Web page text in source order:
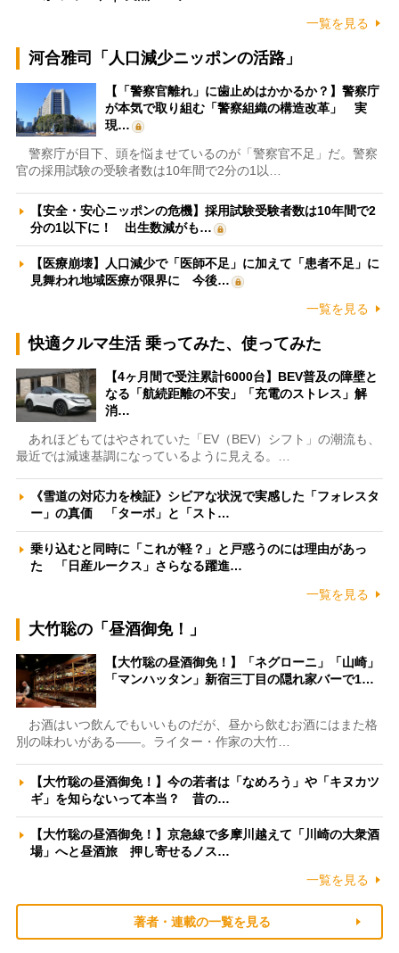
一覧を見る
河合雅司「人口減少ニッポンの活路」
【「警察官離れ」に歯止めはかかるか？】警察庁
が本気で取り組む「警察組織の構造改革」 実
現…
警察庁が目下、頭を悩ませているのが「警察官不足」だ。警察
官の採用試験の受験者数は10年間で2分の1以…
【安全・安心ニッポンの危機】採用試験受験者数は10年間で2
分の1以下に！ 出生数減がも…
【医療崩壊】人口減少で「医師不足」に加えて「患者不足」に
見舞われ地域医療が限界に 今後…
一覧を見る
快適クルマ生活 乗ってみた、使ってみた
【4ヶ月間で受注累計6000台】BEV普及の障壁と
なる「航続距離の不安」「充電のストレス」解
消…
あれほどもてはやされていた「EV（BEV）シフト」の潮流も、
最近では減速基調になっているように見える。…
《雪道の対応力を検証》シビアな状況で実感した「フォレスタ
ー」の真価 「ターボ」と「スト…
乗り込むと同時に「これが軽？」と戸惑うのには理由があっ
た 「日産ルークス」さらなる躍進…
一覧を見る
大竹聡の「昼酒御免！」
【大竹聡の昼酒御免！】「ネグローニ」「山崎」
「マンハッタン」新宿三丁目の隠れ家バーで1…
お酒はいつ飲んでもいいものだが、昼から飲むお酒にはまた格
別の味わいがある――。ライター・作家の大竹…
【大竹聡の昼酒御免！】今の若者は「なめろう」や「キヌカツ
ギ」を知らないって本当？ 昔の…
【大竹聡の昼酒御免！】京急線で多摩川越えて「川崎の大衆酒
場」へと昼酒旅 押し寄せるノス…
一覧を見る
著者・連載の一覧を見る